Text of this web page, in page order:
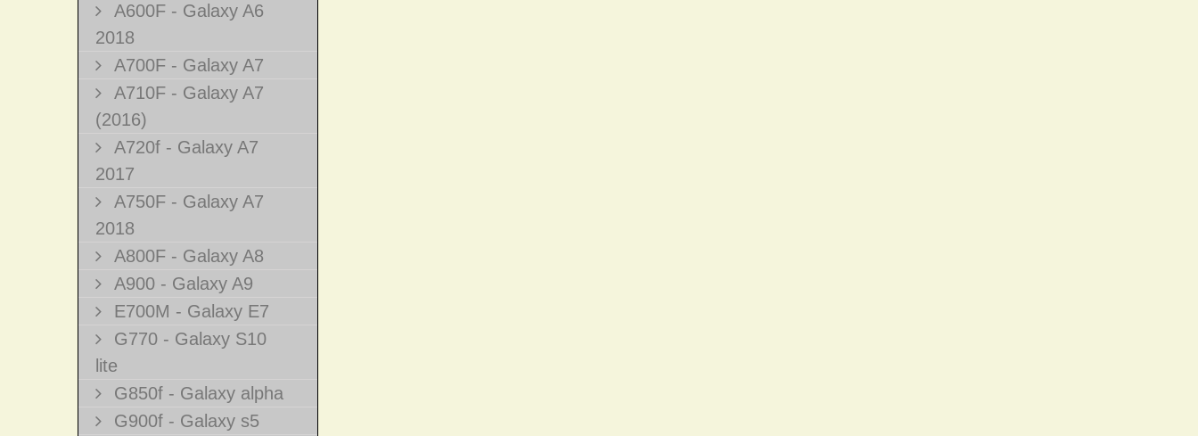
A600F - Galaxy A6
2018
A700F - Galaxy A7
A710F - Galaxy A7
(2016)
A720f - Galaxy A7
2017
A750F - Galaxy A7
2018
A800F - Galaxy A8
A900 - Galaxy A9
E700M - Galaxy E7
G770 - Galaxy S10
lite
G850f - Galaxy alpha
G900f - Galaxy s5